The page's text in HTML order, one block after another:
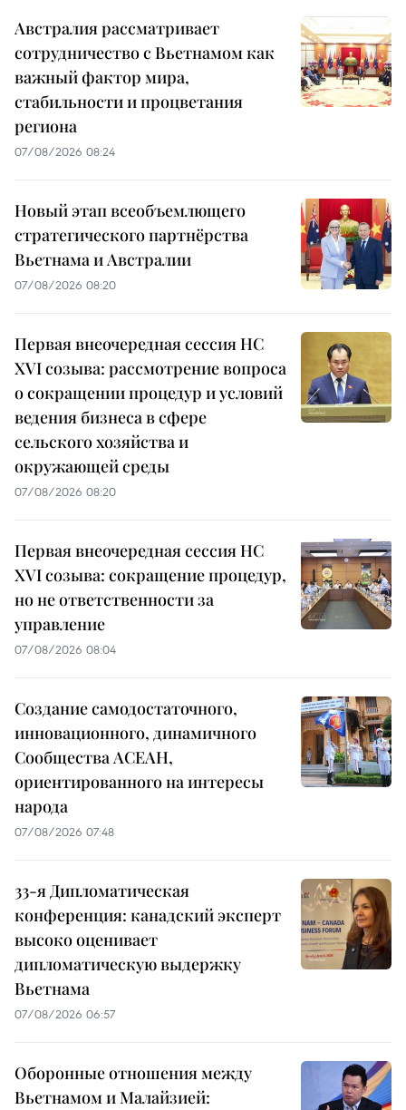
Австралия рассматривает
сотрудничество с Вьетнамом как
важный фактор мира,
стабильности и процветания
региона
07/08/2026 08:24
Новый этап всеобъемлющего
стратегического партнёрства
Вьетнама и Австралии
07/08/2026 08:20
Первая внеочередная сессия НС
XVI созыва: рассмотрение вопроса
о сокращении процедур и условий
ведения бизнеса в сфере
сельского хозяйства и
окружающей среды
07/08/2026 08:20
Первая внеочередная сессия НС
XVI созыва: сокращение процедур,
но не ответственности за
управление
07/08/2026 08:04
Создание самодостаточного,
инновационного, динамичного
Сообщества АСЕАН,
ориентированного на интересы
народа
07/08/2026 07:48
33-я Дипломатическая
конференция: канадский эксперт
высоко оценивает
дипломатическую выдержку
Вьетнама
07/08/2026 06:57
Оборонные отношения между
Вьетнамом и Малайзией: